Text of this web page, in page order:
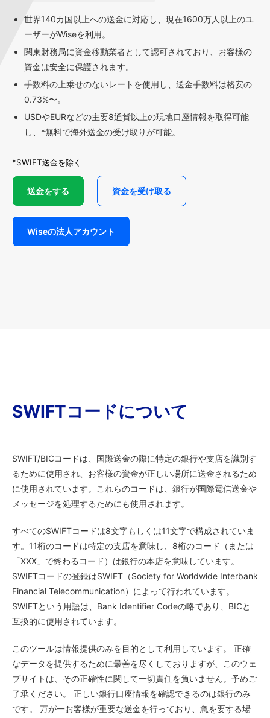
世界140カ国以上への送金に対応し、現在1600万人以上のユ
ーザーがWiseを利用。
関東財務局に資金移動業者として認可されており、お客様の
資金は安全に保護されます。
手数料の上乗せのないレートを使用し、送金手数料は格安の
0.73%〜。
USDやEURなどの主要8通貨以上の現地口座情報を取得可能
し、*無料で海外送金の受け取りが可能。
*SWIFT送金を除く
送金をする 資金を受け取る
Wiseの法人アカウント
SWIFTコードについて
SWIFT/BICコードは、国際送金の際に特定の銀行や支店を識別す
るために使用され、お客様の資金が正しい場所に送金されるため
に使用されています。これらのコードは、銀行が国際電信送金や
メッセージを処理するためにも使用されます。
すべてのSWIFTコードは8文字もしくは11文字で構成されていま
す。11桁のコードは特定の支店を意味し、8桁のコード（または
「XXX」で終わるコード）は銀行の本店を意味しています。
SWIFTコードの登録はSWIFT（Society for Worldwide Interbank
Financial Telecommunication）によって行われています。
SWIFTという用語は、Bank Identifier Codeの略であり、BICと
互換的に使用されています。
このツールは情報提供のみを目的として利用しています。 正確
なデータを提供するために最善を尽くしておりますが、このウェ
ブサイトは、その正確性に関して一切責任を負いません。予めご
了承ください。 正しい銀行口座情報を確認できるのは銀行のみ
です。 万が一お客様が重要な送金を行っており、急を要する場